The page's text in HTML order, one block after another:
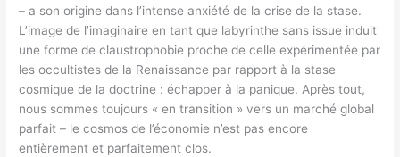
– a son origine dans l’intense anxiété de la crise de la stase.
L’image de l’imaginaire en tant que labyrinthe sans issue induit
une forme de claustrophobie proche de celle expérimentée par
les occultistes de la Renaissance par rapport à la stase
cosmique de la doctrine : échapper à la panique. Après tout,
nous sommes toujours « en transition » vers un marché global
parfait – le cosmos de l’économie n’est pas encore
entièrement et parfaitement clos.